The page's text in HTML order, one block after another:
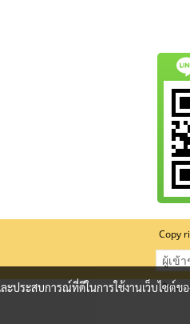
Copy
ผู้เข้
ประสบการณ์ที่ดีในการใช้งานเว็บไซต์ข